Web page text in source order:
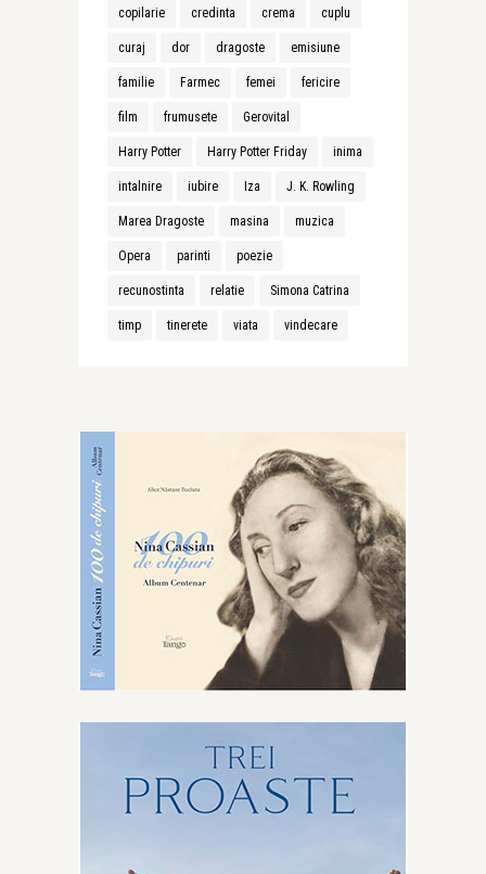
copilarie credinta crema cuplu
curaj dor dragoste emisiune
familie Farmec femei fericire
film frumusete Gerovital
Harry Potter Harry Potter Friday inima
intalnire iubire Iza J. K. Rowling
Marea Dragoste masina muzica
Opera parinti poezie
recunostinta relatie Simona Catrina
timp tinerete viata vindecare